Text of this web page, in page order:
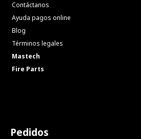
Contáctanos
Ayuda pagos online
Blog
Términos legales
Mastech
Fire Parts
Pedidos